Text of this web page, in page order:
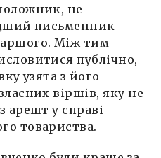
не
письменник
Між тим
публічно,
узята з його
віршів, яку не
арешт у справі
товариства.